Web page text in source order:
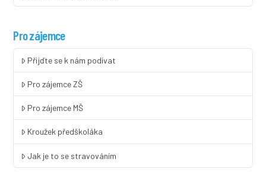
Pro zájemce
Přijďte se k nám podívat
Pro zájemce ZŠ
Pro zájemce MŠ
Kroužek předškoláka
Jak je to se stravováním